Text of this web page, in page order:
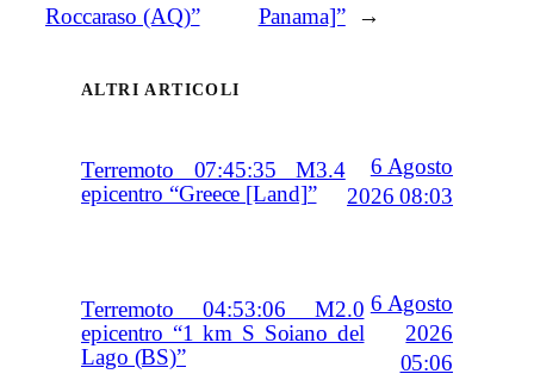
Roccaraso (AQ)”
Panama]”
→
ALTRI ARTICOLI
Terremoto 07:45:35 M3.4
epicentro “Greece [Land]”
6 Agosto
2026 08:03
Terremoto 04:53:06 M2.0
epicentro “1 km S Soiano del
Lago (BS)”
6 Agosto
2026
05:06